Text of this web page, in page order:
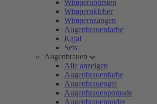
Wimpernbürsten
Wimpernkleber
Wimpernzangen
Augenbrauenfarbe
Kajal
Sets
Augenbrauen
Alle anzeigen
Augenbrauenfarbe
Augenbrauengel
Augenbrauenpomade
Augenbrauenpuder